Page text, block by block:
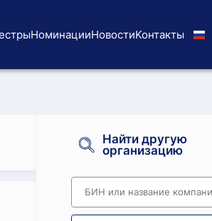
НоминацииНовостиKoнтaкты
Найти другую
организацию